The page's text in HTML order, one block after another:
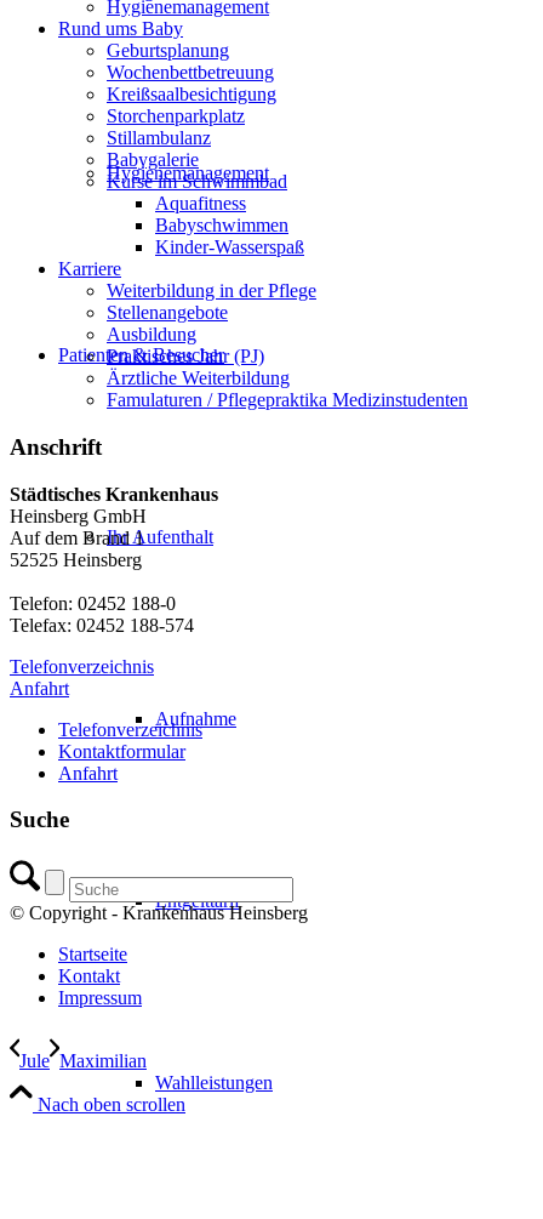
Hygienemanagement
Patienten & Besucher
Ihr Aufenthalt
Aufnahme
Entgelttarif
Wahlleistungen
Hygienemanagement
Rund ums Baby
Geburtsplanung
Wochenbettbetreuung
Kreißsaalbesichtigung
Storchenparkplatz
Stillambulanz
Babygalerie
Kurse im Schwimmbad
Aquafitness
Babyschwimmen
Kinder-Wasserspaß
Karriere
Weiterbildung in der Pflege
Stellenangebote
Ausbildung
Praktisches Jahr (PJ)
Ärztliche Weiterbildung
Famulaturen / Pflegepraktika Medizinstudenten
Anschrift
Städtisches Krankenhaus
Heinsberg GmbH
Auf dem Brand 1
52525 Heinsberg
Telefon: 02452 188-0
Telefax: 02452 188-574
Telefonverzeichnis
Anfahrt
Telefonverzeichnis
Kontaktformular
Anfahrt
Suche
© Copyright - Krankenhaus Heinsberg
Startseite
Kontakt
Impressum
Jule Maximilian
Nach oben scrollen